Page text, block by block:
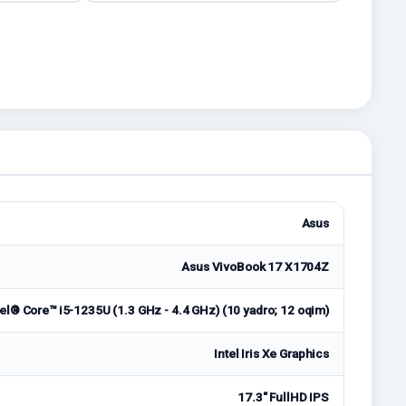
Asus
Asus VivoBook 17 X1704Z
Core™ i5-1235U (1.3 GHz - 4.4 GHz) (10 yadro; 12 oqim)
Intel Iris Xe Graphics
17.3" FullHD IPS